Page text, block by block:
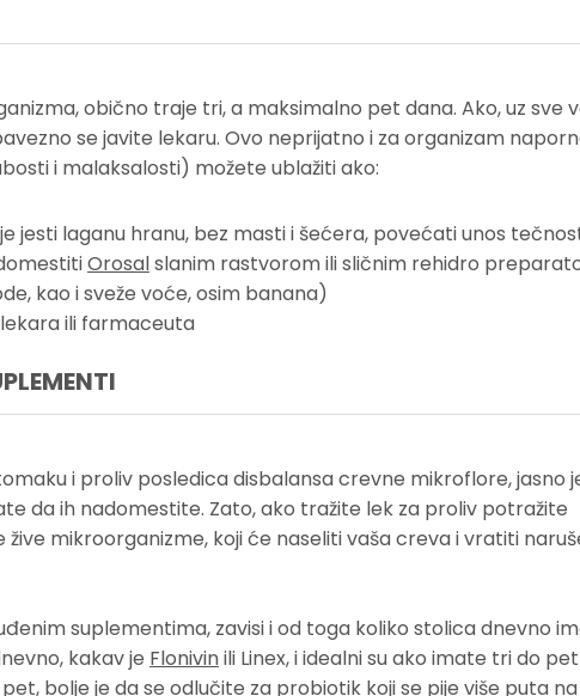
obično traje tri, a maksimalno pet dana. Ako, uz sve
se javite lekaru. Ovo neprijatno i za organizam
i malaksalosti) možete ublažiti ako:
jesti laganu hranu, bez masti i šećera, povećati unos
Orosalslanim rastvorom ili sličnim rehidro
kao i sveže voće, osim banana)
ili farmaceuta
i proliv posledica disbalansa crevne mikroflore, jasno
da ih nadomestite. Zato, ako tražite lek za proliv potražite
mikroorganizme, koji će naseliti vaša creva i vratiti
suplementima, zavisi i od toga koliko stolica dnevno
kakav je Flonivinili Linex, i idealni su ako imate tri do pet
bolje je da se odlučite za probiotik koji se pije više puta